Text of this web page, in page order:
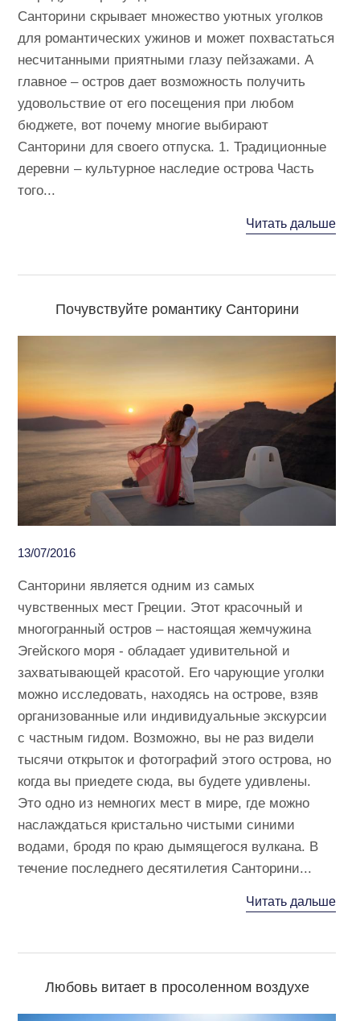
Санторини скрывает множество уютных уголков
для романтических ужинов и может похвастаться
несчитанными приятными глазу пейзажами. А
главное – остров дает возможность получить
удовольствие от его посещения при любом
бюджете, вот почему многие выбирают
Санторини для своего отпуска. 1. Традиционные
деревни – культурное наследие острова Часть
того...
Читать дальше
Почувствуйте романтику Санторини
13/07/2016
Санторини является одним из самых
чувственных мест Греции. Этот красочный и
многогранный остров – настоящая жемчужина
Эгейского моря - обладает удивительной и
захватывающей красотой. Его чарующие уголки
можно исследовать, находясь на острове, взяв
организованные или индивидуальные экскурсии
с частным гидом. Возможно, вы не раз видели
тысячи открыток и фотографий этого острова, но
когда вы приедете сюда, вы будете удивлены.
Это одно из немногих мест в мире, где можно
наслаждаться кристально чистыми синими
водами, бродя по краю дымящегося вулкана. В
течение последнего десятилетия Санторини...
Читать дальше
Любовь витает в просоленном воздухе